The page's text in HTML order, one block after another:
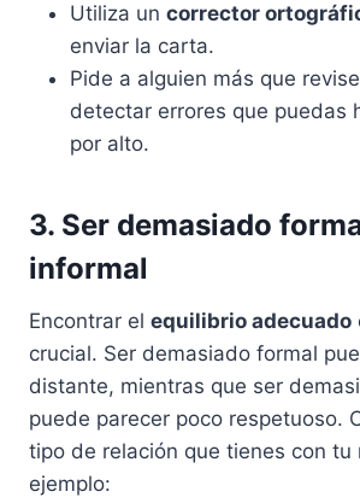
Utiliza un corrector
enviar la carta.
Pide a alguien más que
detectar errores que puedas
por alto.
3. Ser demasiado
informal
Encontrar el equilibrio adecuado
crucial. Ser demasiado formal
distante, mientras que ser
puede parecer poco respetuoso.
tipo de relación que tienes con tu
ejemplo: